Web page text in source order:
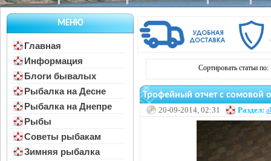
МЕНЮ
Главная
Информация
Блоги бывалых
Рыбалка на Десне
Рыбалка на Днепре
Рыбы
Советы рыбакам
Зимняя рыбалка
Сортировать статьи по:
Трофейный отчет с сомовой
20-09-2014, 02:31 Раздел: